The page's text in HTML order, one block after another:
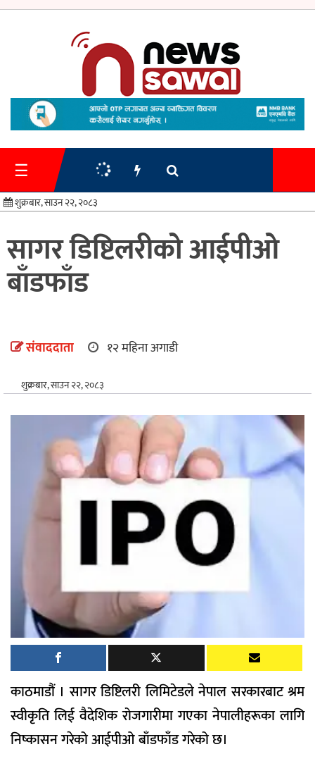
गृहपृष्ठ
समाचार
प्रशासन
स्वास्थ्य/
शिक्षा
अन्तर्राष्ट्रिय
☰
शुक्रबार, साउन २२, २०८३
सागर डिष्टिलरीको आईपीओ
बाँडफाँड
संवाददाता १२ महिना अगाडी
शुक्रबार, साउन २२, २०८३
काठमाडौं । सागर डिष्टिलरी लिमिटेडले नेपाल सरकारबाट श्रम
स्वीकृति लिई वैदेशिक रोजगारीमा गएका नेपालीहरूका लागि
निष्कासन गरेको आईपीओ बाँडफाँड गरेको छ।